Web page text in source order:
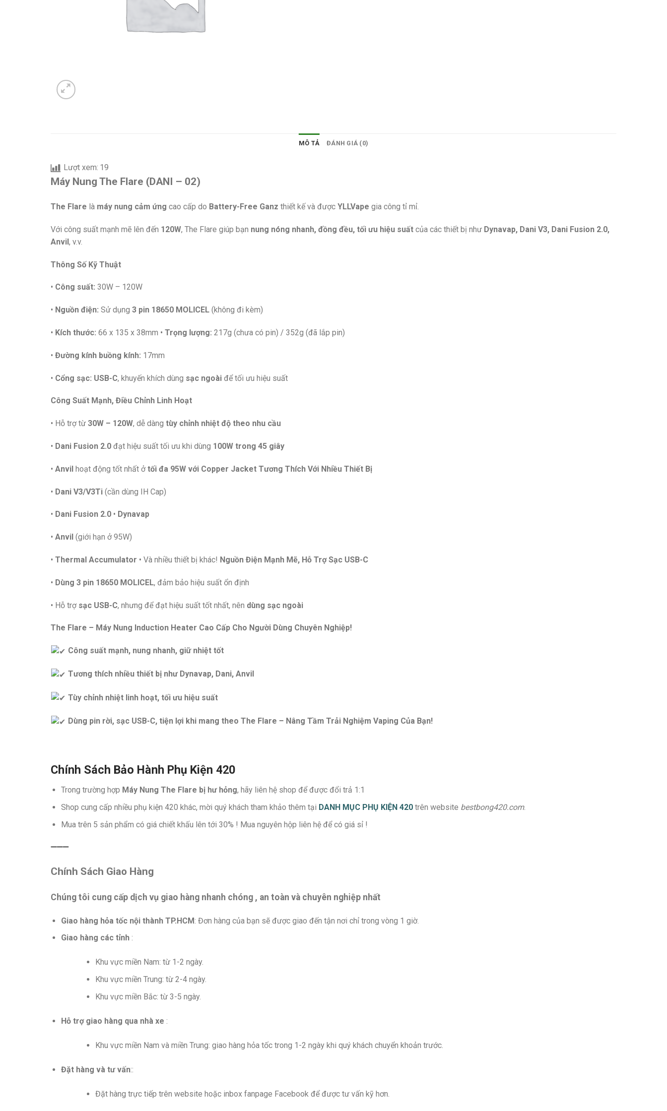
MÔ TẢ ĐÁNH GIÁ (0)
Lượt xem: 19
Máy Nung The Flare (DANI – 02)
The Flare là máy nung cảm ứng cao cấp do Battery-Free Ganz thiết kế và được YLLVape gia công tỉ mỉ.
Với công suất mạnh mẽ lên đến 120W, The Flare giúp bạn nung nóng nhanh, đồng đều, tối ưu hiệu suất của các thiết bị như Dynavap, Dani V3, Dani Fusion 2.0,
Anvil, v.v.
Thông Số Kỹ Thuật
• Công suất: 30W – 120W
• Nguồn điện: Sử dụng 3 pin 18650 MOLICEL (không đi kèm)
• Kích thước: 66 x 135 x 38mm • Trọng lượng: 217g (chưa có pin) / 352g (đã lắp pin)
• Đường kính buồng kính: 17mm
• Cổng sạc: USB-C, khuyến khích dùng sạc ngoài để tối ưu hiệu suất
Công Suất Mạnh, Điều Chỉnh Linh Hoạt
• Hỗ trợ từ 30W – 120W, dễ dàng tùy chỉnh nhiệt độ theo nhu cầu
• Dani Fusion 2.0 đạt hiệu suất tối ưu khi dùng 100W trong 45 giây
• Anvil hoạt động tốt nhất ởtối đa 95W với Copper Jacket Tương Thích Với Nhiều Thiết Bị
• Dani V3/V3Ti (cần dùng IH Cap)
• Dani Fusion 2.0 • Dynavap
• Anvil (giới hạn ở 95W)
• Thermal Accumulator • Và nhiều thiết bị khác! Nguồn Điện Mạnh Mẽ, Hỗ Trợ Sạc USB-C
• Dùng 3 pin 18650 MOLICEL, đảm bảo hiệu suất ổn định
• Hỗ trợ sạc USB-C, nhưng để đạt hiệu suất tốt nhất, nên dùng sạc ngoài
The Flare – Máy Nung Induction Heater Cao Cấp Cho Người Dùng Chuyên Nghiệp!
Công suất mạnh, nung nhanh, giữ nhiệt tốt
Tương thích nhiều thiết bị như Dynavap, Dani, Anvil
Tùy chỉnh nhiệt linh hoạt, tối ưu hiệu suất
Dùng pin rời, sạc USB-C, tiện lợi khi mang theo The Flare – Nâng Tầm Trải Nghiệm Vaping Của Bạn!
Chính Sách Bảo Hành Phụ Kiện 420
Trong trường hợp Máy Nung The Flare bị hư hỏng, hãy liên hệ shop để được đổi trả 1:1
Shop cung cấp nhiều phụ kiện 420 khác, mời quý khách tham khảo thêm tại DANH MỤC PHỤ KIỆN 420trên website bestbong420.com.
Mua trên 5 sản phẩm có giá chiết khấu lên tới 30% ! Mua nguyên hộp liên hệ để có giá sỉ !
➖➖➖
Chính Sách Giao Hàng
Chúng tôi cung cấp dịch vụ giao hàng nhanh chóng , an toàn và chuyên nghiệp nhất
Giao hàng hỏa tốc nội thành TP.HCM: Đơn hàng của bạn sẽ được giao đến tận nơi chỉ trong vòng 1 giờ.
Giao hàng các tỉnh :
Khu vực miền Nam: từ 1-2 ngày.
Khu vực miền Trung: từ 2-4 ngày.
Khu vực miền Bắc: từ 3-5 ngày.
Hỗ trợ giao hàng qua nhà xe :
Khu vực miền Nam và miền Trung: giao hàng hỏa tốc trong 1-2 ngày khi quý khách chuyển khoản trước.
Đặt hàng và tư vấn::
Đặt hàng trực tiếp trên website hoặc inbox fanpage Facebook để được tư vấn kỹ hơn.